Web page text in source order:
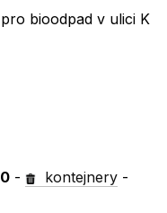
bioodpad v ulici K
- kontejnery -